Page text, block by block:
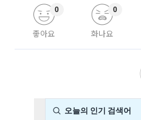
좋아요
0
화나요
0